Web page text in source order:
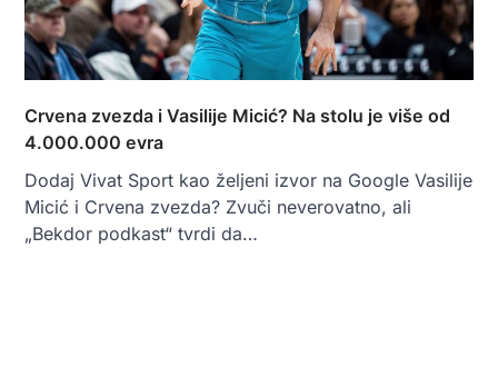
Crvena zvezda i Vasilije Micić? Na stolu je više od
4.000.000 evra
Dodaj Vivat Sport kao željeni izvor na Google Vasilije
Micić i Crvena zvezda? Zvuči neverovatno, ali
„Bekdor podkast“ tvrdi da…